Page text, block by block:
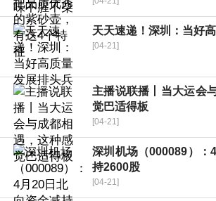
天天速递！深圳：当好
[04-21]
主播说联播丨当大运会
觉巴适得板
[04-21]
深圳机场（000089）：
持2600股
[04-21]